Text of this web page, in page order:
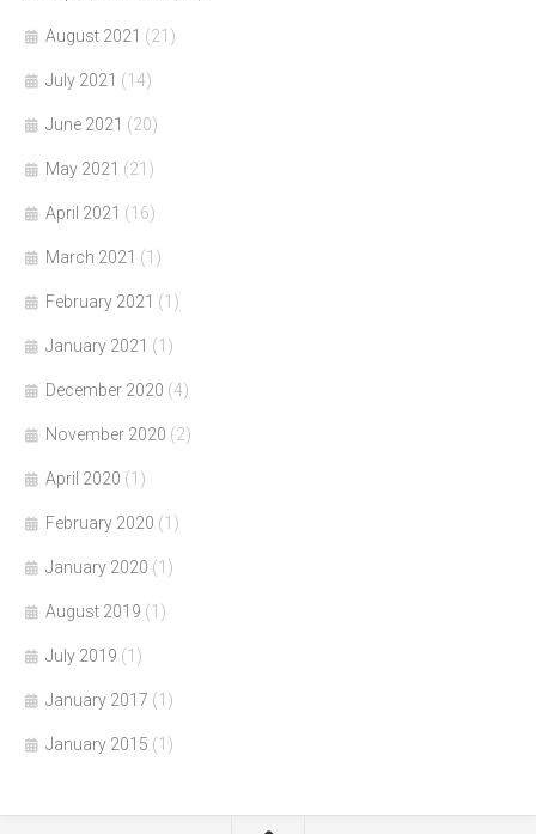
August 2021 (21)
July 2021 (14)
June 2021 (20)
May 2021 (21)
April 2021 (16)
March 2021 (1)
February 2021 (1)
January 2021 (1)
December 2020 (4)
November 2020 (2)
April 2020 (1)
February 2020 (1)
January 2020 (1)
August 2019 (1)
July 2019 (1)
January 2017 (1)
January 2015 (1)